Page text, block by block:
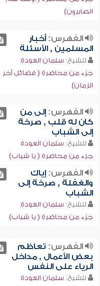
الصابرون)
الفهرس:أخبار
المسلمين , الأسئلة
للشيخ: سلمان العودة
جزء من محاضرة ( فضائل آخر
الزمان)
الفهرس:إلى من
كان له قلب , صرخة
إلى الشباب
للشيخ: سلمان العودة
جزء من محاضرة ( يا شباب)
الفهرس:إياك
والغفلة , صرخة إلى
الشباب
للشيخ: سلمان العودة
جزء من محاضرة ( يا شباب)
الفهرس: تعاظم
بعض الأعمال , مداخل
الرياء على النفس
للشيخ: سلمان العودة